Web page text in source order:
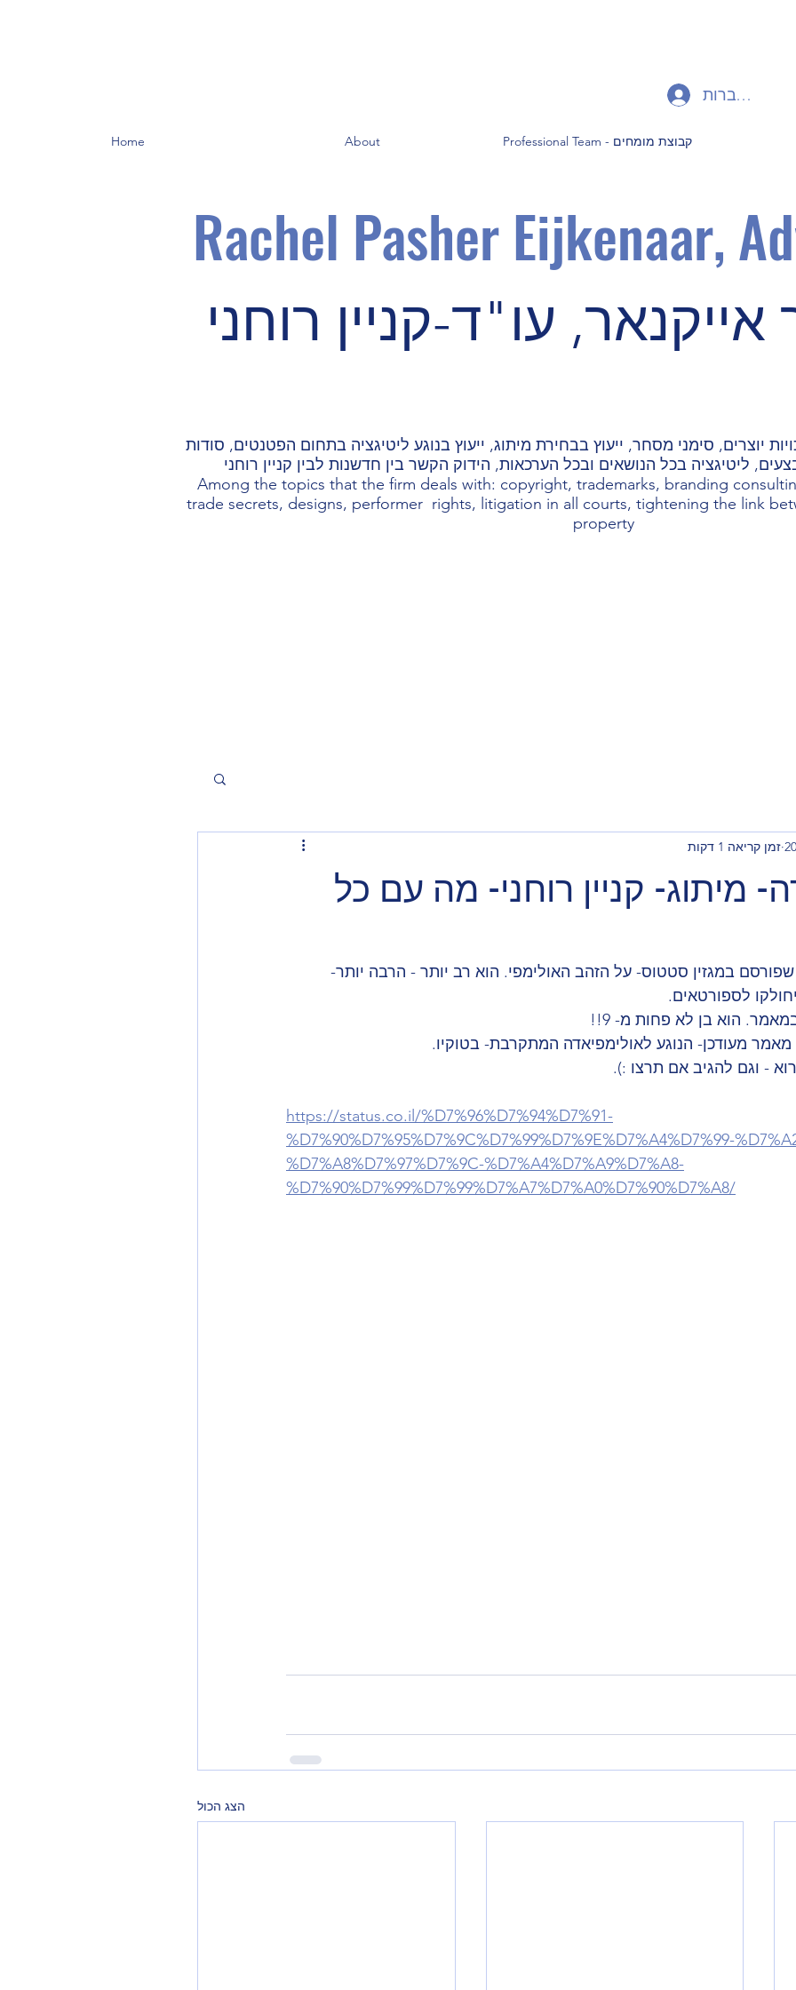
Home About Professional Team - קבוצת מומחים
Rachel Pasher Eijkenaar,
עו"ד-קניין רוחני
להתחברות
יוצרים, סימני מסחר, ייעוץ בבחירת מיתוג, ייעוץ בנוגע ליטיגציה בתחום הפטנטים, סודות
ליטיגציה בכל הנושאים ובכל הערכאות, הידוק הקשר בין חדשנות לבין קניין רוחני
Among the topics that the firm deals with: copyright, trademarks, branding
trade secrets, designs, performer rights, litigation in all courts, tightening the link
property
מיתוג- קניין רוחני- מה עם כל
זמן קריאה 1 דקות
שפורסם במגזין סטטוס- על הזהב האולימפי. הוא רב יותר - הרבה יותר-
לספורטאים.
הוא בן לא פחות מ- 9!!
מעודכן- הנוגע לאולימפיאדה המתקרבת- בטוקיו.
- וגם להגיב אם תרצו :).
https://status.co.il/%D7%96%D7%94%D7%91-
%D7%90%D7%95%D7%9C%D7%99%D7%9E%D7%A4%D7%99-
%D7%A8%D7%97%D7%9C-%D7%A4%D7%A9%D7%A8-
%D7%90%D7%99%D7%99%D7%A7%D7%A0%D7%90%D7%A8/
הצג הכול